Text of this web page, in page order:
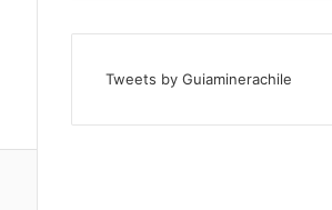
Tweets by Guiaminerachile